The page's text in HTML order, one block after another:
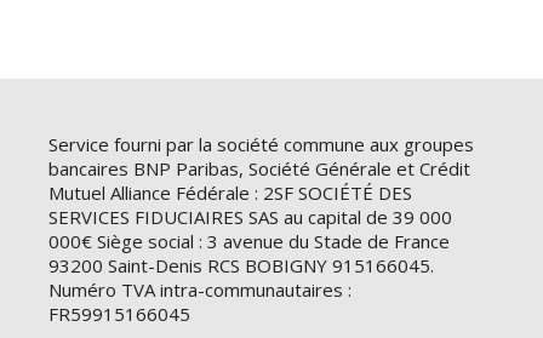
Service fourni par la société commune aux groupes
bancaires BNP Paribas, Société Générale et Crédit
Mutuel Alliance Fédérale : 2SF SOCIÉTÉ DES
SERVICES FIDUCIAIRES SAS au capital de 39 000
000€ Siège social : 3 avenue du Stade de France
93200 Saint-Denis RCS BOBIGNY 915166045.
Numéro TVA intra-communautaires :
FR59915166045